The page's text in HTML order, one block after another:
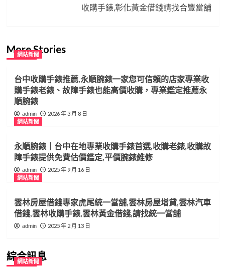
收購手錶,彰化黃金借錢請找合豐當舖
More Stories
網站新聞
台中收購手錶推薦,永順腕錶一家您可信賴的店家專業收
購手錶老錶、故障手錶也能高價收購，專業鑑定推薦永
順腕錶
admin
2026 年 3 月 8 日
網站新聞
永順腕錶｜台中在地專業收購手錶首選,收購老錶,收購故
障手錶提供免費估價鑑定,平價腕錶維修
admin
2025 年 9 月 16 日
網站新聞
雲林房屋借錢專家虎尾統一當舖,雲林房屋增貸,雲林汽車
借錢,雲林收購手錶,雲林黃金借錢,請找統一當舖
admin 2025 年 2 月 13 日
綜合訊息
網站新聞